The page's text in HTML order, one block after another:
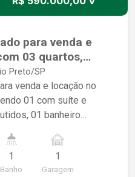
para venda e
03 quartos,
e 01 vaga de
Preto/SP
venda e locação no
01 com suíte e
01 banheiro
01 vaga de garagem.
1
Banho
1
Garagem